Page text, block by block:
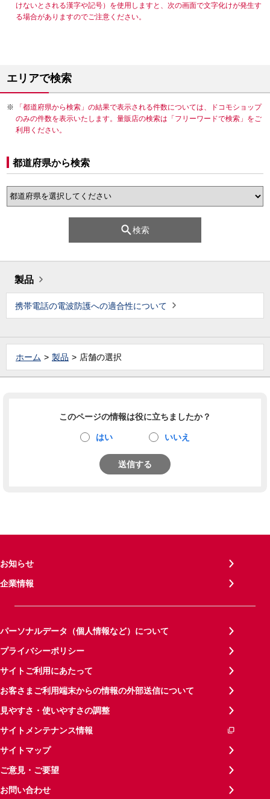
けないとされる漢字や記号）を使用しますと、次の画面で文字化けが発生す
る場合がありますのでご注意ください。
エリアで検索
「都道府県から検索」の結果で表示される件数については、ドコモショップ
のみの件数を表示いたします。量販店の検索は「フリーワードで検索」をご
利用ください。
都道府県から検索
検索
製品
携帯電話の電波防護への適合性について
ホーム 製品 店舗の選択
このページの情報は役に立ちましたか？
はい いいえ
送信する
お知らせ
企業情報
パーソナルデータ（個人情報など）について
プライバシーポリシー
サイトご利用にあたって
お客さまご利用端末からの情報の外部送信について
見やすさ・使いやすさの調整
サイトメンテナンス情報
サイトマップ
ご意見・ご要望
お問い合わせ